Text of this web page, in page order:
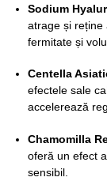
Sodium
atrage și reține
fermitate și
Centella
efectele sale
accelerează
Chamomilla
oferă un efect
sensibil.